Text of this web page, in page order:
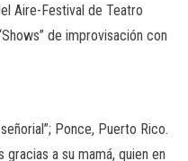
Aire-Festival de Teatro
de improvisación con
Ponce, Puerto Rico.
a su mamá, quien en